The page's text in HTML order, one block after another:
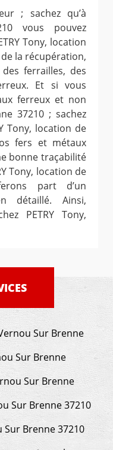
; sachez qu’à
vous pouvez
Tony, location
la récupération,
ferrailles, des
Et si vous
ferreux et non
37210 ; sachez
Tony, location de
fers et métaux
bonne traçabilité
Tony, location de
part d’un
détaillé. Ainsi,
PETRY Tony,
Sur Brenne
Sur Brenne
Sur Brenne
Sur Brenne 37210
Brenne 37210